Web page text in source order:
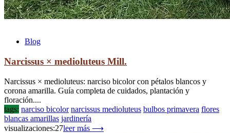
Blog
Narcissus × medioluteus Mill.
Narcissus × medioluteus: narciso bicolor con pétalos blancos y
corona amarilla. Guía completa de cuidados, plantación y
floración....
tags: narciso bicolor narcissus medioluteus bulbos primavera flores
blancas amarillas jardinería
visualizaciones:27leer más ⟶